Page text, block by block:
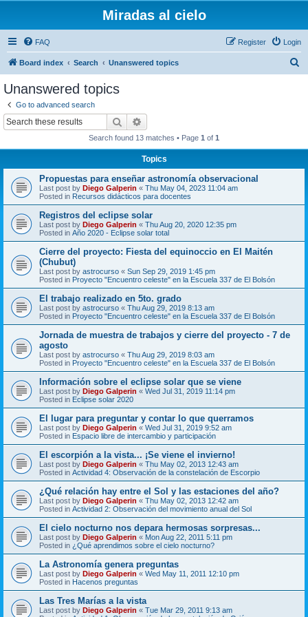
Miradas al cielo
FAQ Login
Register
Board index Search Unanswered topics
Unanswered topics
Go to advanced search
Search
Search found 13 matches • Page 1 of 1
Topics
Propuestas para enseñar astronomía observacional
Last post by Diego Galperin « Thu May 04, 2023 11:04 am
Posted in Recursos didácticos para docentes
Registros del eclipse solar
Last post by Diego Galperin « Thu Aug 20, 2020 12:35 pm
Posted in Año 2020 - Eclipse solar total
Cierre del proyecto: Fiesta del equinoccio en El Maitén
(Chubut)
Last post by astrocurso « Sun Sep 29, 2019 1:45 pm
Posted in Proyecto "Encuentro celeste" en la Escuela 337 de El Bolsón
El trabajo realizado en 5to. grado
Last post by astrocurso « Thu Aug 29, 2019 8:13 am
Posted in Proyecto "Encuentro celeste" en la Escuela 337 de El Bolsón
Jornada de muestra de trabajos y cierre del proyecto - 7 de
agosto
Last post by astrocurso « Thu Aug 29, 2019 8:03 am
Posted in Proyecto "Encuentro celeste" en la Escuela 337 de El Bolsón
Información sobre el eclipse solar que se viene
Last post by Diego Galperin « Wed Jul 31, 2019 11:14 pm
Posted in Eclipse solar 2020
El lugar para preguntar y contar lo que querramos
Last post by Diego Galperin « Wed Jul 31, 2019 9:52 am
Posted in Espacio libre de intercambio y participación
El escorpión a la vista... ¡Se viene el invierno!
Last post by Diego Galperin « Thu May 02, 2013 12:43 am
Posted in Actividad 4: Observación de la constelación de Escorpio
¿Qué relación hay entre el Sol y las estaciones del año?
Last post by Diego Galperin « Thu May 02, 2013 12:42 am
Posted in Actividad 2: Observación del movimiento anual del Sol
El cielo nocturno nos depara hermosas sorpresas...
Last post by Diego Galperin « Mon Aug 22, 2011 5:11 pm
Posted in ¿Qué aprendimos sobre el cielo nocturno?
La Astronomía genera preguntas
Last post by Diego Galperin « Wed May 11, 2011 12:10 pm
Posted in Hacenos preguntas
Las Tres Marías a la vista
Last post by Diego Galperin « Tue Mar 29, 2011 9:13 am